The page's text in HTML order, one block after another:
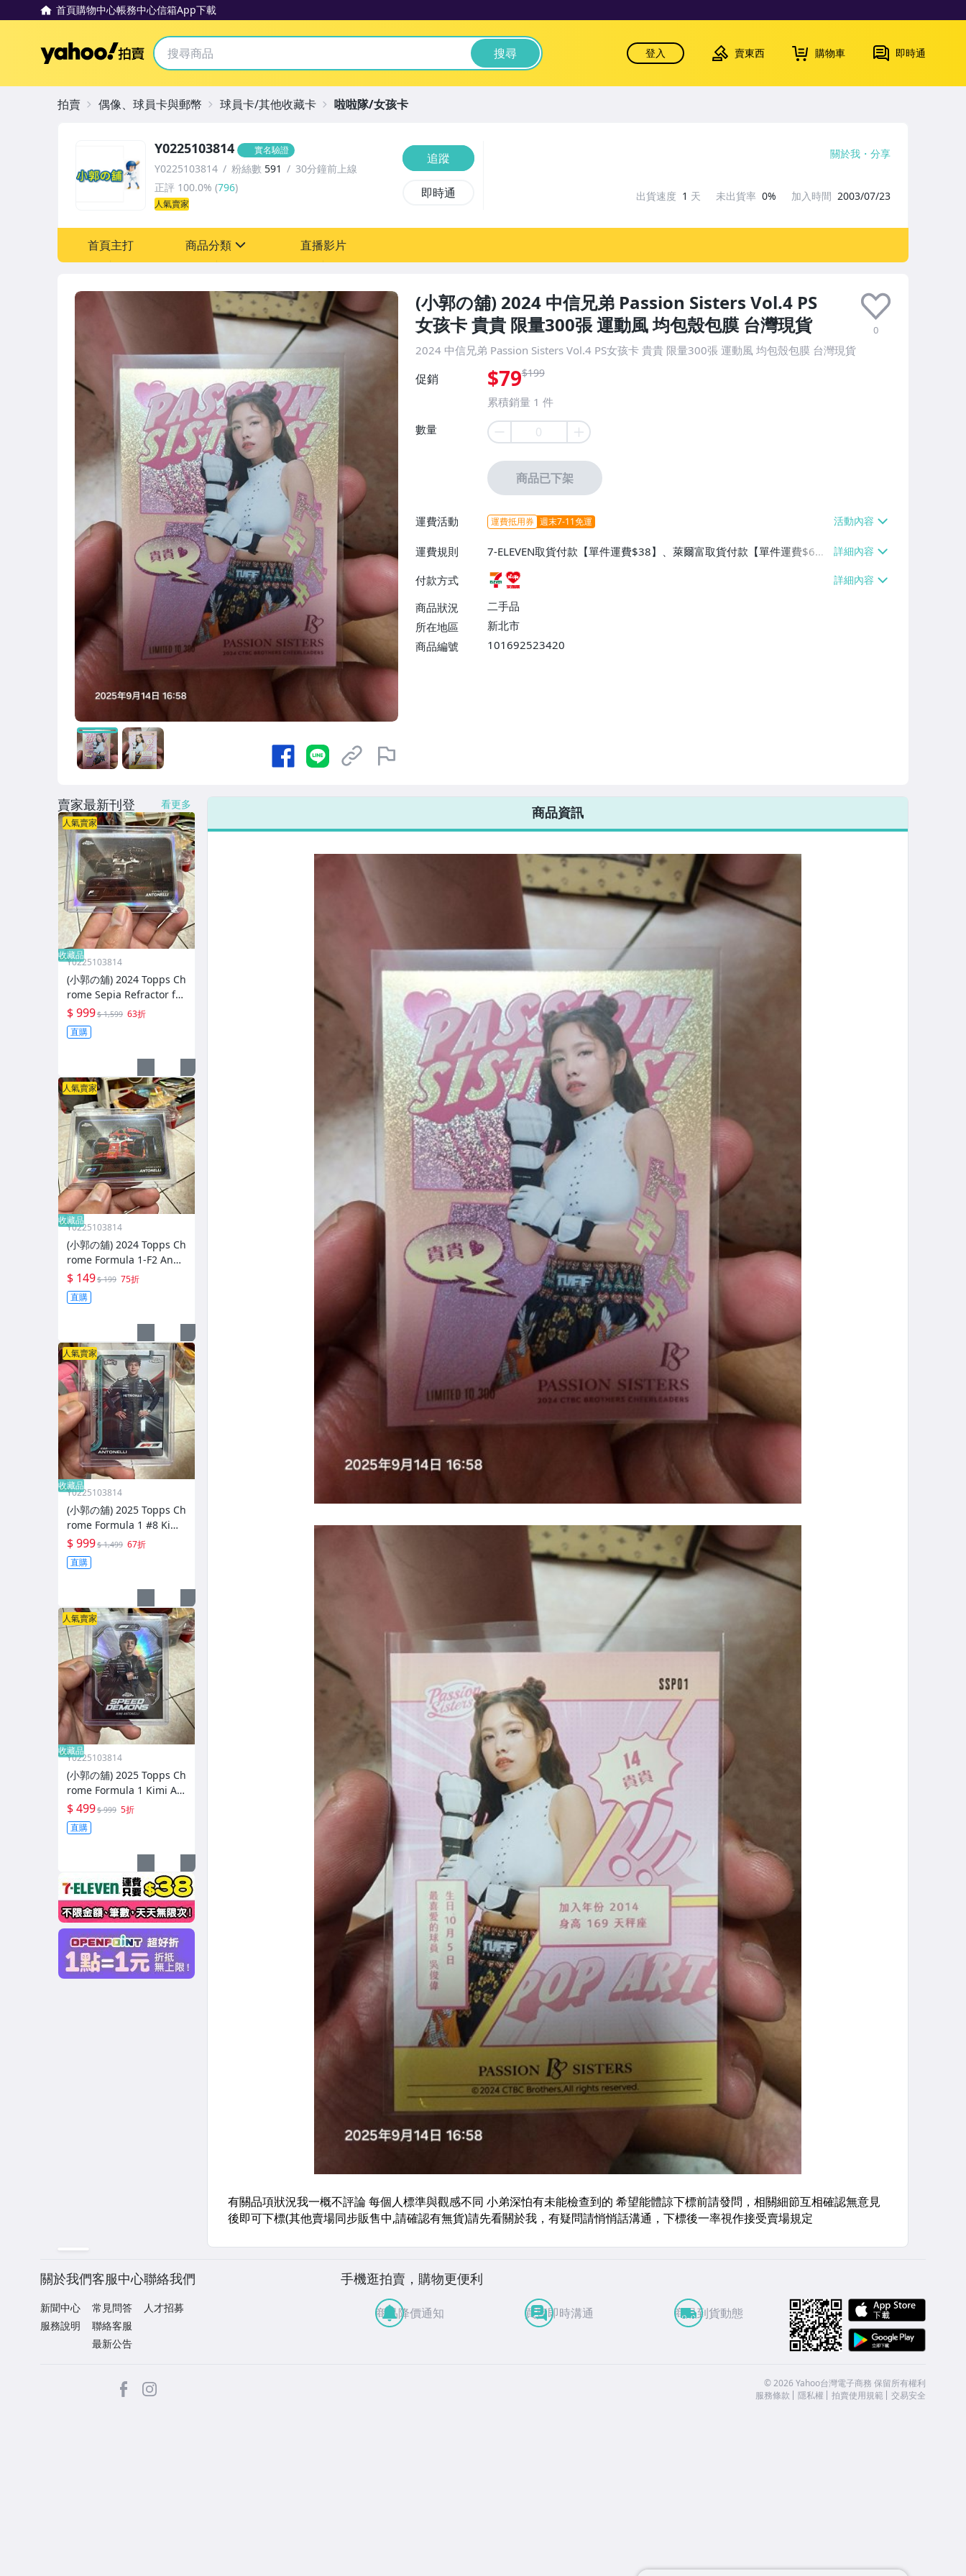
首頁購物中心帳務中心信箱App下載
Yahoo拍賣 搜尋 登入 賣東西 購物車 即時通
收藏品
(小郭の舖) 2024 中信兄弟 Passion Sisters Vol.4 PS
女孩卡 貴貴 限量300張 運動風 均包殼包膜 台灣現貨
0
2024 中信兄弟 Passion Sisters Vol.4 PS女孩卡 貴貴 限量300張 運動風 均包殼包膜 台灣現貨
促銷 $79$199
累積銷量 1 件
數量
商品已下架
運費活動 運費抵用券 週末7-11免運
運費規則
7-ELEVEN取貨付款【單件運費$38】、萊爾富取貨付款【單件運費$6
0】
付款方式
商品狀況
二手品
所在地區
新北市
商品編號
101692523420
Y0225103814 實名驗證
Y0225103814 粉絲數 591
30分鐘前上線
正評 100.0% (796)
人氣賣家
追蹤
即時通
關於我 分享
出貨速度 1 天 未出貨率 0% 加入時間 2003/07/23
首頁主打 商品分類
圖書/影音/文具
玩具、模型與公仔
偶像、球員卡與郵幣
男性精品與服飾
手錶與飾品配件
運動、戶外與休閒
直播影片
拍賣 偶像、球員卡與郵幣 球員卡/其他收藏卡 啦啦隊/女孩卡
商品資訊
賣家最新刊登 看更多
人氣賣家
收藏品
Y0225103814
(小郭の舖) 2024 Topps Ch
rome Sepia Refractor f2
Kimi Antonelli #94 法拉
利 賓士 超級新秀
$ 999$ 1,599 63折
直購
人氣賣家
收藏品
Y0225103814
(小郭の舖) 2024 Topps Ch
rome Formula 1-F2 Andr
ea Kimi Antonelli #94 法
拉利 賓士 超級新秀 台灣現
貨
$ 149$ 199 75折
直購
人氣賣家
收藏品
Y0225103814
(小郭の舖) 2025 Topps Ch
rome Formula 1 #8 Kimi
Antonelli 賓士 超級新秀
台灣現貨
$ 999$ 1,499 67折
直購
人氣賣家
收藏品
Y0225103814
(小郭の舖) 2025 Topps Ch
rome Formula 1 Kimi An
tonelli Speed Demon #s
d-1 賓士 超級新秀 台灣現
貨
$ 499$ 999 5折
直購
關於我們
新聞中心
服務說明
客服中心
常見問答
聯絡客服
最新公告
聯絡我們
人才招募
手機逛拍賣，購物更便利
商品降價通知 買賣即時溝通 商品到貨動態
facebook ©2026 Yahoo台灣電子商務 保留所有權利
服務條款
隱私權 拍賣使用規範 交易安全